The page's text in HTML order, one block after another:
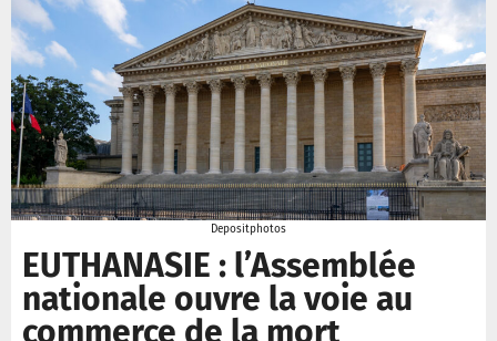
Depositphotos
EUTHANASIE : l’Assemblée
nationale ouvre la voie au
commerce de la mort